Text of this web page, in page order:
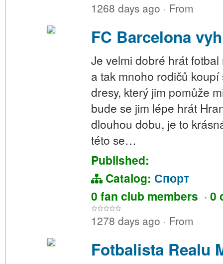
1268 days ago · From
FC Barcelona
Je velmi dobré hrát
a tak mnoho rodičů
dresy, který jim pomůže
bude se jim lépe hrát
dlouhou dobu, je to
této se…
Published:
Catalog: Спорт
0 fan club members · 0
1278 days ago · From
Fotbalista Realu